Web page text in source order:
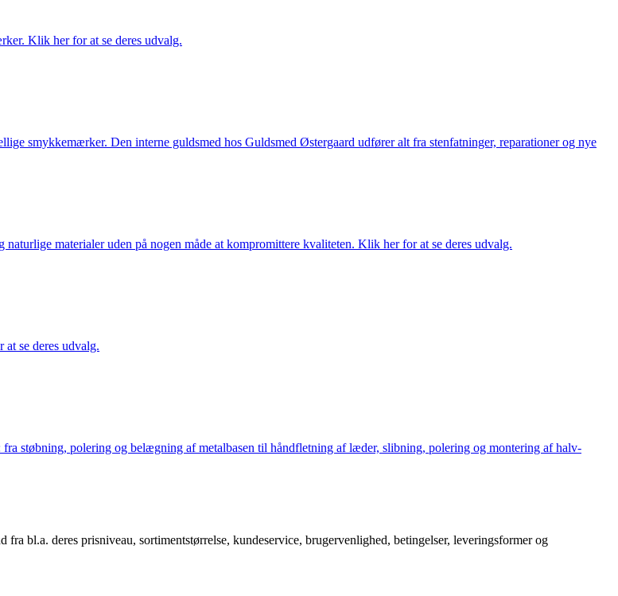
Klik her for at se deres udvalg.
smykkemærker. Den interne guldsmed hos Guldsmed Østergaard udfører alt fra stenfatninger, reparationer og nye
materialer uden på nogen måde at kompromittere kvaliteten. Klik her for at se deres udvalg.
se deres udvalg.
støbning, polering og belægning af metalbasen til håndfletning af læder, slibning, polering og montering af halv-
bl.a. deres prisniveau, sortimentstørrelse, kundeservice, brugervenlighed, betingelser, leveringsformer og